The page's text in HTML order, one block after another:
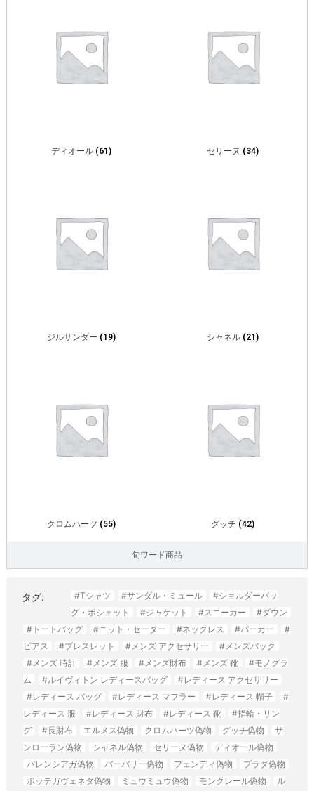
旬ワード商品
ディオール (61) セリーヌ (34)
ジルサンダー (19) シャネル (21)
クロムハーツ (55) グッチ (42)
タグ: #Tシャツ #サンダル・ミュール
#ショルダーバッ
グ・ポシェット
#ジャケット #スニーカー
#ダウン
#トートバッグ
#ニット・セーター #ネックレス #パーカー
#
ピアス
#ブレスレット #メンズ アクセサリー
#メンズバック
#メンズ 時計
#メンズ 服 #メンズ財布 #メンズ 靴
#モノグラ
ム
#ルイヴィトン レディースバッグ
#レディース アクセサリー
#レディース バッグ
#レディース マフラー #レディース 帽子
#
レディース 服
#レディース 財布 #レディース 靴
#指輪・リン
グ
#長財布 エルメス偽物 クロムハーツ偽物 グッチ偽物
サ
ンローラン偽物
シャネル偽物 セリーヌ偽物
ディオール偽物
バレンシアガ偽物
バーバリー偽物 フェンディ偽物
プラダ偽物
ボッテガヴェネタ偽物
ミュウミュウ偽物 モンクレール偽物
ル